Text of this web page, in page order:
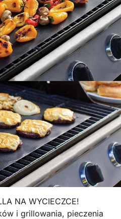
NA WYCIECZCE!
i grillowania, pieczenia